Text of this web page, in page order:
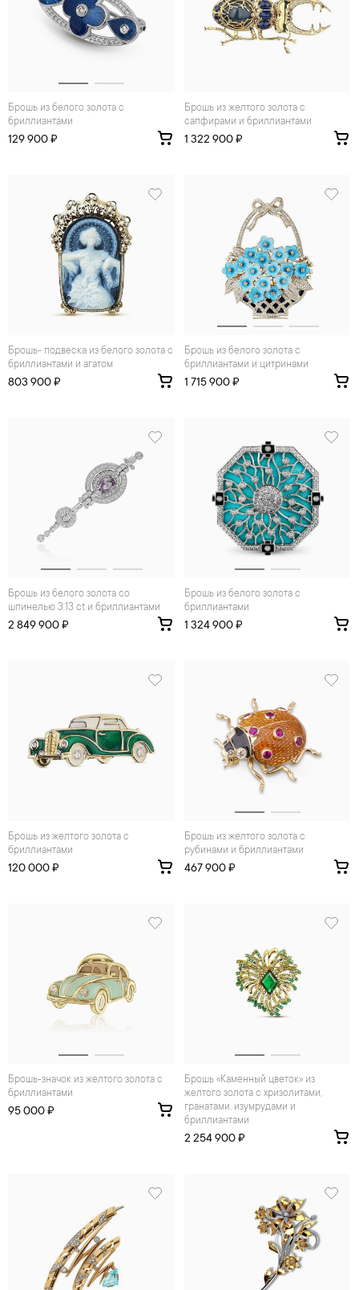
Брошь из белого золота с
бриллиантами
129 900 ₽
Брошь из желтого золота с
сапфирами и бриллиантами
1 322 900 ₽
брошь- подвеска из белого золота с
бриллиантами и агатом
803 900 ₽
Брошь из белого золота с
бриллиантами и цитринами
1 715 900 ₽
Брошь из белого золота со
шпинелью 3.13 ct и бриллиантами
2 849 900 ₽
Брошь из белого золота с
бриллиантами
1 324 900 ₽
Брошь из желтого золота с
бриллиантами
120 000 ₽
Брошь из желтого золота с
рубинами и бриллиантами
467 900 ₽
Брошь-значок из желтого золота с
бриллиантами
95 000 ₽
Брошь «Каменный цветок» из
желтого золота с хризолитами,
гранатами, изумрудами и
бриллиантами
2 254 900 ₽